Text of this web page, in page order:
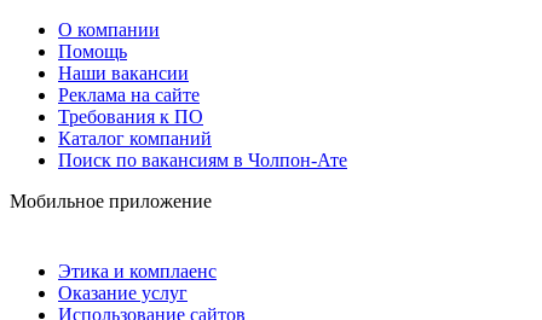
О компании
Помощь
Наши вакансии
Реклама на сайте
Требования к ПО
Каталог компаний
Поиск по вакансиям в Чолпон-Ате
Мобильное приложение
Этика и комплаенс
Оказание услуг
Использование сайтов